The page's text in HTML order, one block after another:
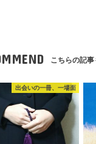
こちらの記事
出会いの一冊、一場面